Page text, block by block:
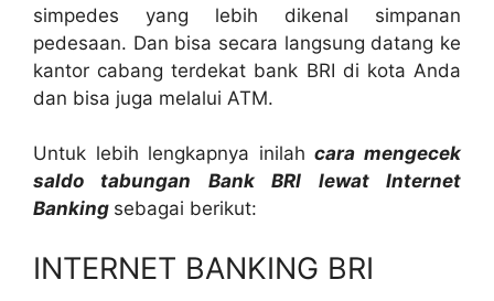
simpedes yang lebih dikenal simpanan
pedesaan. Dan bisa secara langsung datang ke
kantor cabang terdekat bank BRI di kota Anda
dan bisa juga melalui ATM.
Untuk lebih lengkapnya inilahcara mengecek
saldo tabungan Bank BRI lewat Internet
Banking sebagai berikut:
INTERNET BANKING BRI